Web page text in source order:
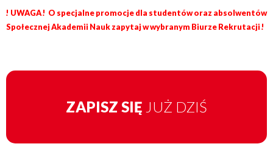
! UWAGA ! O specjalne promocje dla studentów oraz absolwentów
Społecznej Akademii Nauk zapytaj w wybranym Biurze Rekrutacji !
ZAPISZ SIĘ JUŻ DZIŚ